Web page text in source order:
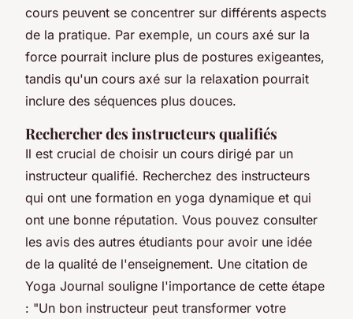
cours peuvent se concentrer sur différents aspects
de la pratique. Par exemple, un cours axé sur la
force pourrait inclure plus de postures exigeantes,
tandis qu'un cours axé sur la relaxation pourrait
inclure des séquences plus douces.
Rechercher des instructeurs qualifiés
Il est crucial de choisir un cours dirigé par un
instructeur qualifié. Recherchez des instructeurs
qui ont une formation en yoga dynamique et qui
ont une bonne réputation. Vous pouvez consulter
les avis des autres étudiants pour avoir une idée
de la qualité de l'enseignement. Une citation de
Yoga Journal souligne l'importance de cette étape
: "Un bon instructeur peut transformer votre